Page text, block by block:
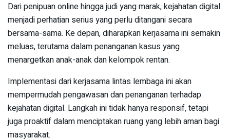
Dari penipuan online hingga judi yang marak, kejahatan digital
menjadi perhatian serius yang perlu ditangani secara
bersama-sama. Ke depan, diharapkan kerjasama ini semakin
meluas, terutama dalam penanganan kasus yang
menargetkan anak-anak dan kelompok rentan.
Implementasi dari kerjasama lintas lembaga ini akan
mempermudah pengawasan dan penanganan terhadap
kejahatan digital. Langkah ini tidak hanya responsif, tetapi
juga proaktif dalam menciptakan ruang yang lebih aman bagi
masyarakat.